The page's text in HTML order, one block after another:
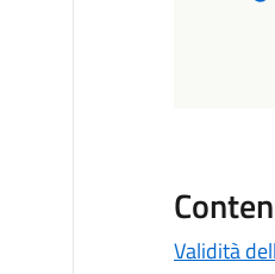
Validità